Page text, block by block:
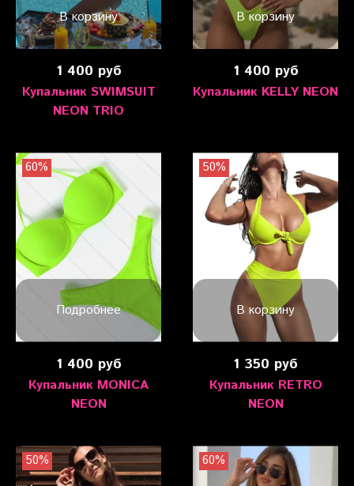
В корзину
1 400 руб
Купальник SWIMSUIT
NEON TRIO
В корзину
1 400 руб
Купальник KELLY NEON
Подробнее
60%
1 400 руб
Купальник MONICA
NEON
В корзину
50%
1 350 руб
Купальник RETRO
NEON
50% 60%